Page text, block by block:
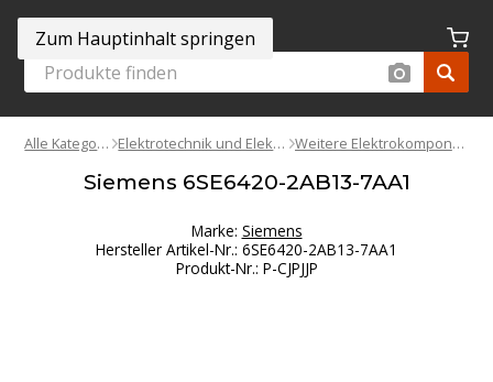
Zum Hauptinhalt springen
Alle Kategorien Elektrotechnik und Elektronik Weitere Elektrokomponenten
Siemens 6SE6420-2AB13-7AA1
Marke: Siemens
Hersteller Artikel-Nr.: 6SE6420-2AB13-7AA1
Produkt-Nr.: P-CJPJJP